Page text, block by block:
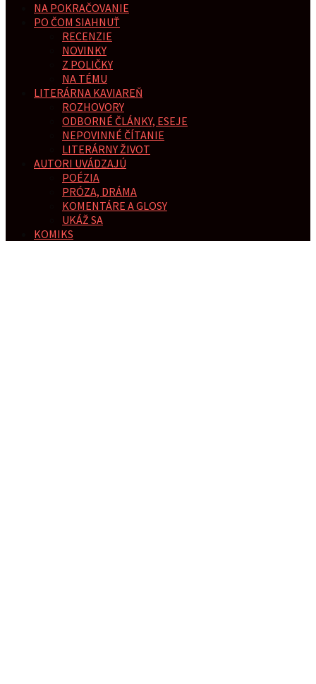
NA POKRAČOVANIE
PO ČOM SIAHNUŤ
RECENZIE
NOVINKY
Z POLIČKY
NA TÉMU
LITERÁRNA KAVIAREŇ
ROZHOVORY
ODBORNÉ ČLÁNKY, ESEJE
NEPOVINNÉ ČÍTANIE
LITERÁRNY ŽIVOT
AUTORI UVÁDZAJÚ
POÉZIA
PRÓZA, DRÁMA
KOMENTÁRE A GLOSY
UKÁŽ SA
KOMIKS